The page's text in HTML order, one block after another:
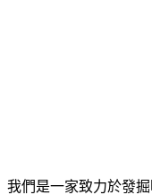
我們是一家致力於發